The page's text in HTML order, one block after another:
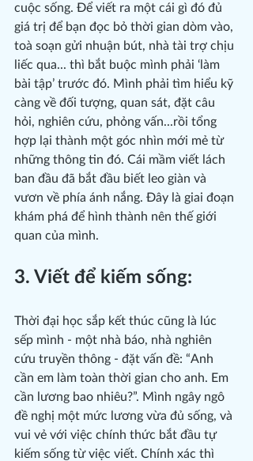
cuộc sống. Để viết ra một cái gì đó đủ
giá trị để bạn đọc bỏ thời gian dòm vào,
toà soạn gửi nhuận bút, nhà tài trợ chịu
liếc qua... thì bắt buộc mình phải ‘làm
bài tập’ trước đó. Mình phải tìm hiểu kỹ
càng về đối tượng, quan sát, đặt câu
hỏi, nghiên cứu, phỏng vấn...rồi tổng
hợp lại thành một góc nhìn mới mẻ từ
những thông tin đó. Cái mầm viết lách
ban đầu đã bắt đầu biết leo giàn và
vươn về phía ánh nắng. Đây là giai đoạn
khám phá để hình thành nên thế giới
quan của mình.
3. Viết để kiếm sống:
Thời đại học sắp kết thúc cũng là lúc
sếp mình - một nhà báo, nhà nghiên
cứu truyền thông - đặt vấn đề: “Anh
cần em làm toàn thời gian cho anh. Em
cần lương bao nhiêu?”. Mình ngây ngô
đề nghị một mức lương vừa đủ sống, và
vui vẻ với việc chính thức bắt đầu tự
kiếm sống từ việc viết. Chính xác thì